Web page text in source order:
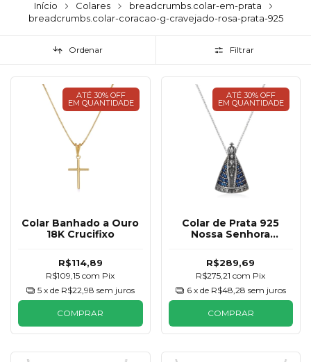
Início Colares
breadcrumbs.colar-em-prata
breadcrumbs.colar-coracao-g-cravejado-rosa-prata-925
Ordenar Filtrar
ATÉ 30% OFF
EM QUANTIDADE
Colar Banhado a Ouro
18K Crucifixo
R$114,89
R$109,15com Pix
5 x de R$22,98 sem juros
COMPRAR
ATÉ 30% OFF
EM QUANTIDADE
Colar de Prata 925
Nossa Senhora
R$289,69
R$275,21com Pix
6 x de R$48,28 sem juros
COMPRAR